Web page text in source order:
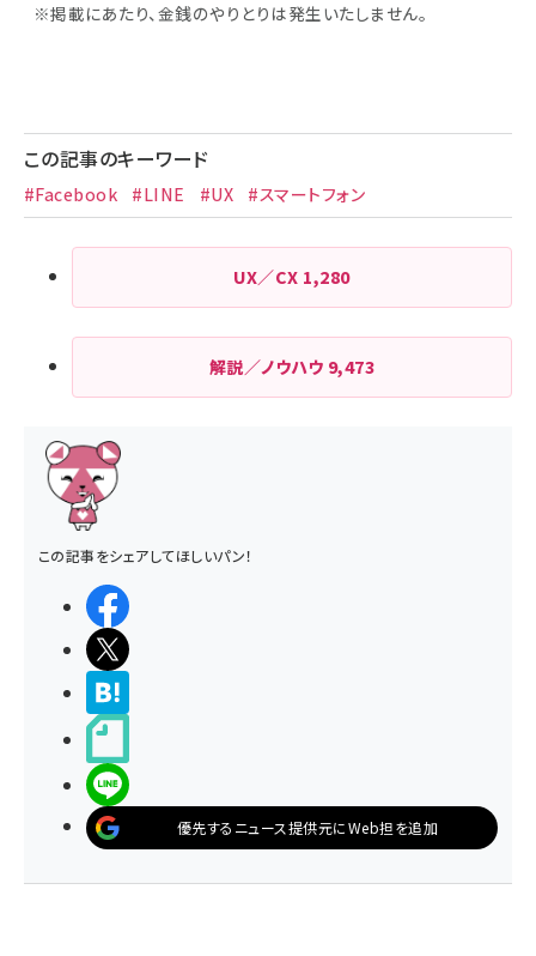
※掲載にあたり、金銭のやりとりは発生いたしません。
この記事のキーワード
#Facebook #LINE #UX #スマートフォン
UX／CX 1,280
解説／ノウハウ 9,473
この記事をシェアしてほしいパン！
優先するニュース提供元にWeb担を追加